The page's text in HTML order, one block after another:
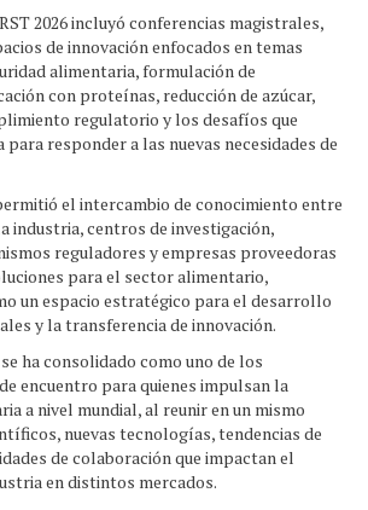
2026 incluyó conferencias magistrales,
de innovación enfocados en temas
alimentaria, formulación de
con proteínas, reducción de azúcar,
regulatorio y los desafíos que
responder a las nuevas necesidades de
el intercambio de conocimiento entre
industria, centros de investigación,
reguladores y empresas proveedoras
para el sector alimentario,
un espacio estratégico para el desarrollo
y la transferencia de innovación.
ha consolidado como uno de los
encuentro para quienes impulsan la
a nivel mundial, al reunir en un mismo
nuevas tecnologías, tendencias de
de colaboración que impactan el
en distintos mercados.